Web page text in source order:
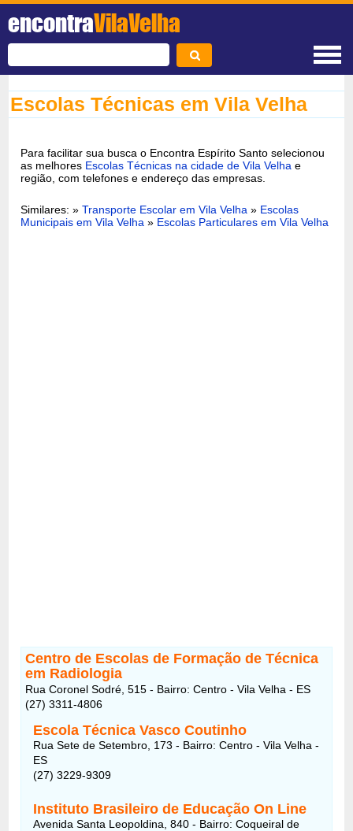
encontraVilaVelha
Escolas Técnicas em Vila Velha
Para facilitar sua busca o Encontra Espírito Santo selecionou
as melhores Escolas Técnicas na cidade de Vila Velha e
região, com telefones e endereço das empresas.
Similares: »Transporte Escolar em Vila Velha » Escolas
Municipais em Vila Velha » Escolas Particulares em Vila Velha
Centro de Escolas de Formação de Técnica
em Radiologia
Rua Coronel Sodré, 515 - Bairro: Centro - Vila Velha - ES
(27) 3311-4806
Escola Técnica Vasco Coutinho
Rua Sete de Setembro, 173 - Bairro: Centro - Vila Velha -
ES
(27) 3229-9309
Instituto Brasileiro de Educação On Line
Avenida Santa Leopoldina, 840 - Bairro: Coqueiral de